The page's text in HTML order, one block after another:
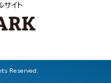
サイト
Reserved.